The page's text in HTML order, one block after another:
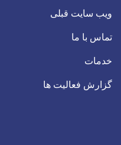
ویب سایت قبلی
تماس با ما
خدمات
گزارش فعالیت ها